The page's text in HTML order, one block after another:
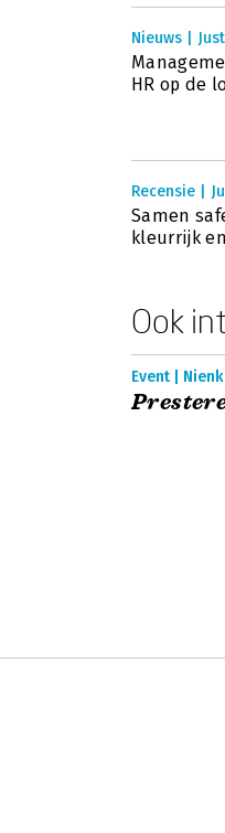
Nieuws |
HR op de
Recensie |
Samen
kleurrijk
Ook
Event |